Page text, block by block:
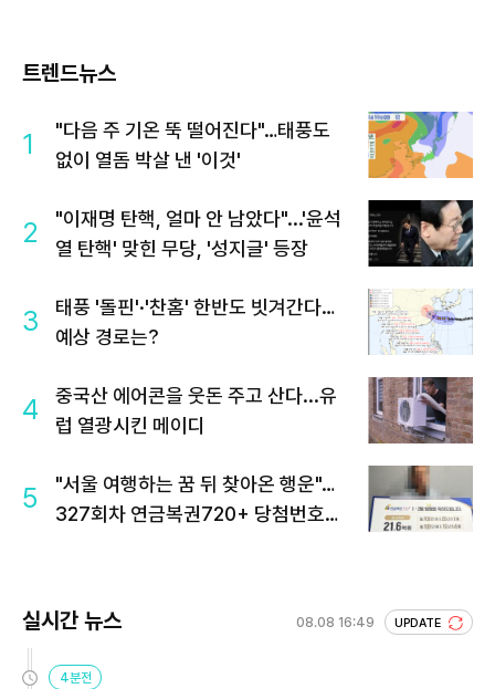
트렌드뉴스
1
"다음 주 기온 뚝 떨어진다"…태풍도
없이 열돔 박살 낸 '이것'
2
"이재명 탄핵, 얼마 안 남았다"...'윤석
열 탄핵' 맞힌 무당, '성지글' 등장
3
태풍 '돌핀'·'찬홈' 한반도 빗겨간다…
예상 경로는?
4
중국산 에어콘을 웃돈 주고 산다...유
럽 열광시킨 메이디
5
"서울 여행하는 꿈 뒤 찾아온 행운"…
327회차 연금복권720+ 당첨번호조
실시간 뉴스 08.08 16:49 UPDATE
4분전